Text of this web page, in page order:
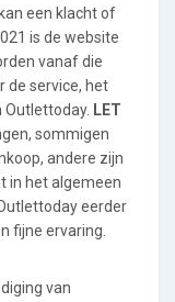
een klacht of
is de website
vanaf die
de service, het
Outlettoday. LET
sommigen
andere zijn
in het algemeen
eerder
fijne ervaring.
van